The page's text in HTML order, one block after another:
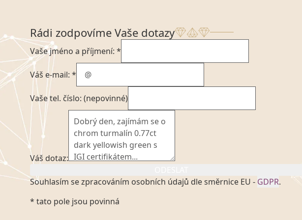
Rádi zodpovíme Vaše dotazy
Vaše jméno a příjmení: *
Váš e-mail: *
Vaše tel. číslo: (nepovinné)
Váš dotaz:
Souhlasím se zpracováním osobních údajů dle směrnice EU - GDPR.
Kliknutím na výše uvedený odkaz, v souladu se zákonem č. 101/2000 Sb. v
platném znění výslovně souhlasím se zpracováním a uchováním veškerých
* tato pole jsou povinná